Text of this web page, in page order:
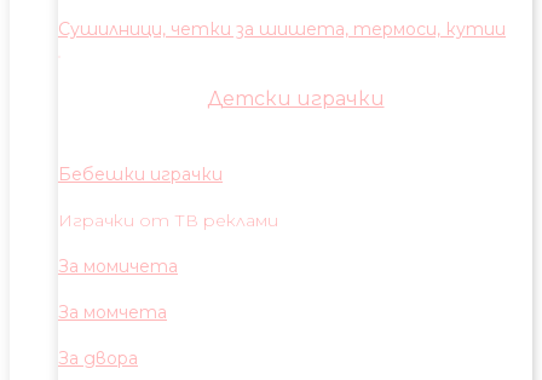
Сушилници, четки за шишета, термоси, кутии
Детски играчки
Бебешки играчки
Играчки от ТВ реклами
За момичета
За момчета
За двора